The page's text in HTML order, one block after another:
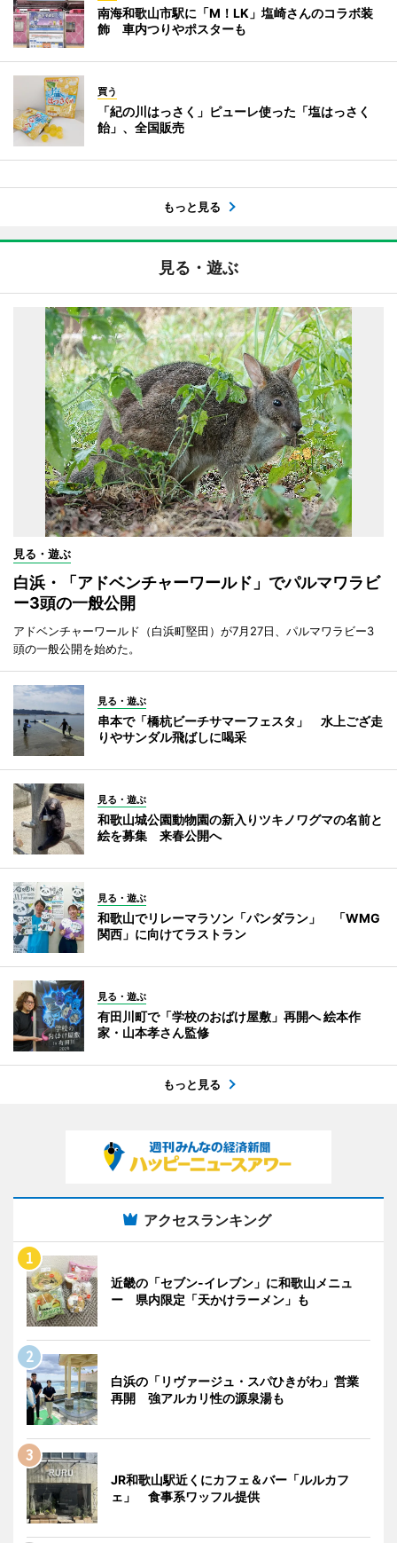
南海和歌山市駅に「M！LK」塩崎さんのコラボ装
飾 車内つりやポスターも
買う
「紀の川はっさく」ピューレ使った「塩はっさく
飴」、全国販売
もっと見る
見る・遊ぶ
見る・遊ぶ
白浜・「アドベンチャーワールド」でパルマワラビ
ー3頭の一般公開
アドベンチャーワールド（白浜町堅田）が7月27日、パルマワラビー3
頭の一般公開を始めた。
見る・遊ぶ
串本で「橋杭ビーチサマーフェスタ」 水上ござ走
りやサンダル飛ばしに喝采
見る・遊ぶ
和歌山城公園動物園の新入りツキノワグマの名前と
絵を募集 来春公開へ
見る・遊ぶ
和歌山でリレーマラソン「パンダラン」 「WMG
関西」に向けてラストラン
見る・遊ぶ
有田川町で「学校のおばけ屋敷」再開へ 絵本作
家・山本孝さん監修
もっと見る
アクセスランキング
近畿の「セブン-イレブン」に和歌山メニュ
ー 県内限定「天かけラーメン」も
白浜の「リヴァージュ・スパひきがわ」営業
再開 強アルカリ性の源泉湯も
JR和歌山駅近くにカフェ＆バー「ルルカフ
ェ」 食事系ワッフル提供